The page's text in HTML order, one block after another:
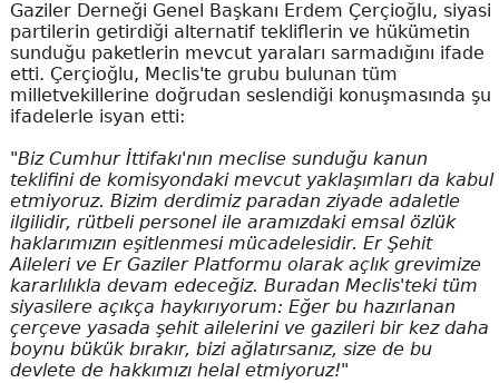
Gaziler Derneği Genel Başkanı Erdem Çerçioğlu, siyasi
partilerin getirdiği alternatif tekliflerin ve hükümetin
sunduğu paketlerin mevcut yaraları sarmadığını ifade
etti. Çerçioğlu, Meclis'te grubu bulunan tüm
milletvekillerine doğrudan seslendiği konuşmasında şu
ifadelerle isyan etti:
"Biz Cumhur İttifakı'nın meclise sunduğu kanun
teklifini de komisyondaki mevcut yaklaşımları da kabul
etmiyoruz. Bizim derdimiz paradan ziyade adaletle
ilgilidir, rütbeli personel ile aramızdaki emsal özlük
haklarımızın eşitlenmesi mücadelesidir. Er Şehit
Aileleri ve Er Gaziler Platformu olarak açlık grevimize
kararlılıkla devam edeceğiz. Buradan Meclis'teki tüm
siyasilere açıkça haykırıyorum: Eğer bu hazırlanan
çerçeve yasada şehit ailelerini ve gazileri bir kez daha
boynu bükük bırakır, bizi ağlatırsanız, size de bu
devlete de hakkımızı helal etmiyoruz!"